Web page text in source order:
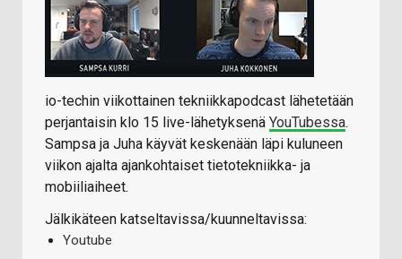
io-techin viikottainen tekniikkapodcast lähetetään
perjantaisin klo 15 live-lähetyksenä YouTubessa.
Sampsa ja Juha käyvät keskenään läpi kuluneen
viikon ajalta ajankohtaiset tietotekniikka- ja
mobiiliaiheet.
Jälkikäteen katseltavissa/kuunneltavissa:
Youtube